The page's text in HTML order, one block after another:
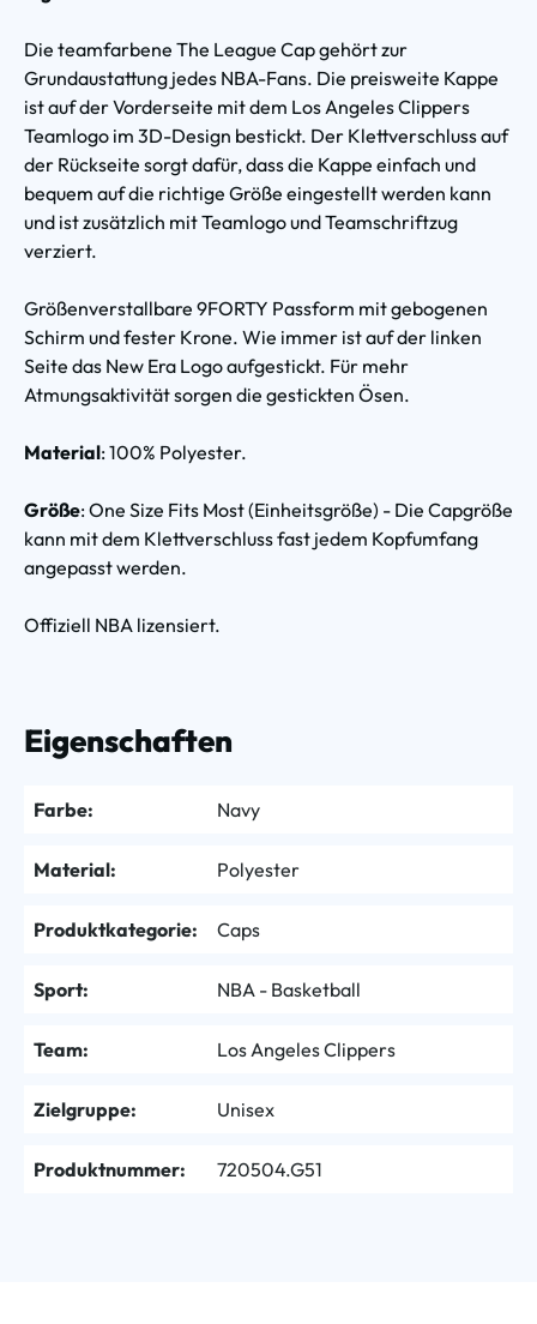
Die teamfarbene The League Cap gehört zur
Grundaustattung jedes NBA-Fans. Die preisweite Kappe
ist auf der Vorderseite mit dem Los Angeles Clippers
Teamlogo im 3D-Design bestickt. Der Klettverschluss auf
der Rückseite sorgt dafür, dass die Kappe einfach und
bequem auf die richtige Größe eingestellt werden kann
und ist zusätzlich mit Teamlogo und Teamschriftzug
verziert.
Größenverstallbare 9FORTY Passform mit gebogenen
Schirm und fester Krone. Wie immer ist auf der linken
Seite das New Era Logo aufgestickt. Für mehr
Atmungsaktivität sorgen die gestickten Ösen.
Material: 100% Polyester.
Größe: One Size Fits Most (Einheitsgröße) - Die Capgröße
kann mit dem Klettverschluss fast jedem Kopfumfang
angepasst werden.
Offiziell NBA lizensiert.
Eigenschaften
Farbe: Navy
Material: Polyester
Produktkategorie: Caps
Sport: NBA - Basketball
Team: Los Angeles Clippers
Zielgruppe: Unisex
Produktnummer: 720504.G51